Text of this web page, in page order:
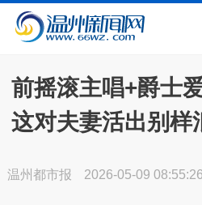
前摇滚主唱+爵士
这对夫妻活出别样
温州都市报 2026-05-09 08:55:26